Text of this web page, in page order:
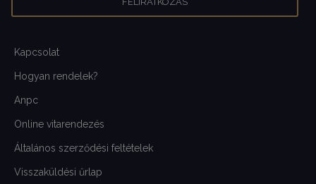
Kapcsolat
Hogyan rendelek?
Anpc
Online vitarendezés
Általános szerződési feltételek
Visszaküldési űrlap